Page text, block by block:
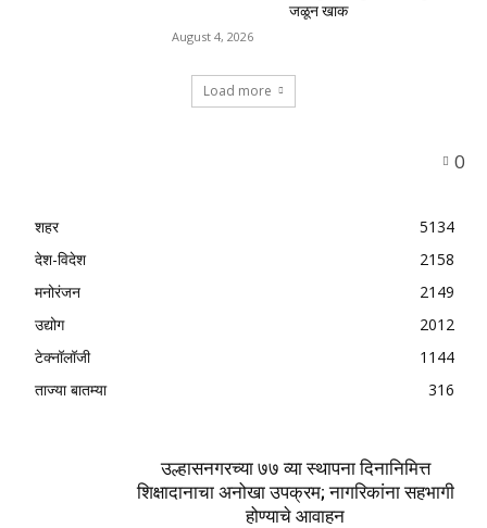
जळून खाक
August 4, 2026
Load more
0
शहर
5134
देश-विदेश
2158
मनोरंजन
2149
उद्योग
2012
टेक्नॉलॉजी
1144
ताज्या बातम्या
316
उल्हासनगरच्या ७७ व्या स्थापना दिनानिमित्त
शिक्षादानाचा अनोखा उपक्रम; नागरिकांना सहभागी
होण्याचे आवाहन